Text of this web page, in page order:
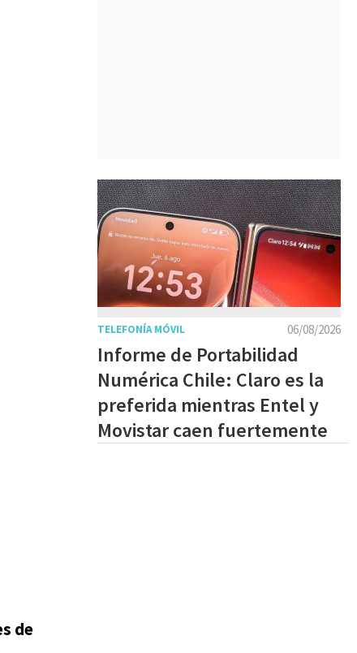
de
06/08/2026
TELEFONÍA MÓVIL
Informe de Portabilidad
Numérica Chile: Claro es la
preferida mientras Entel y
Movistar caen fuertemente